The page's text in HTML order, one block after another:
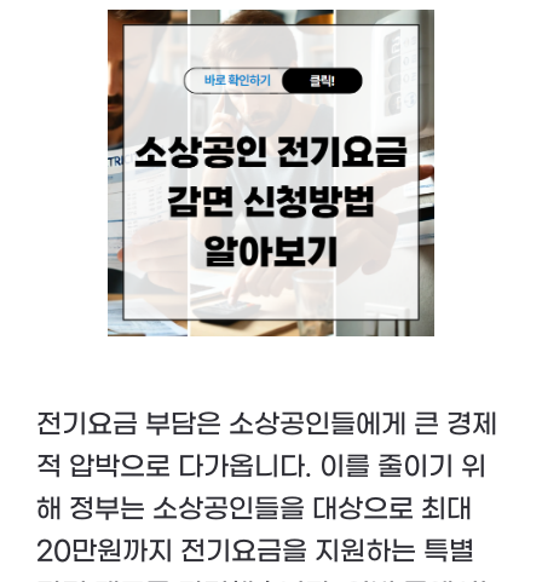
전기요금 부담은 소상공인들에게 큰 경제
적 압박으로 다가옵니다. 이를 줄이기 위
해 정부는 소상공인들을 대상으로 최대
20만원까지 전기요금을 지원하는 특별